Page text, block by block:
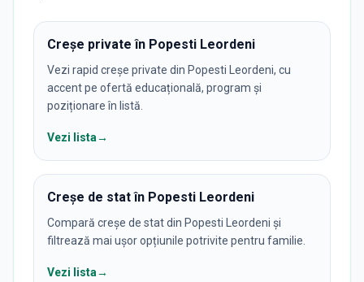
Creșe private în Popesti Leordeni
Vezi rapid creșe private din Popesti Leordeni, cu
accent pe ofertă educațională, program și
poziționare în listă.
Vezi lista→
Creșe de stat în Popesti Leordeni
Compară creșe de stat din Popesti Leordeni și
filtrează mai ușor opțiunile potrivite pentru familie.
Vezi lista→